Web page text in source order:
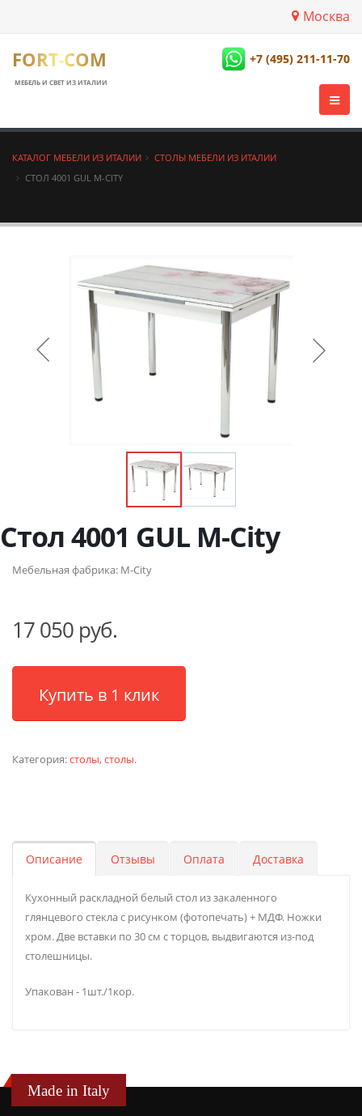
Москва
FORT-COM
МЕБЕЛЬ И СВЕТ ИЗ ИТАЛИИ
+7 (495) 211-11-70
КАТАЛОГ МЕБЕЛИ ИЗ ИТАЛИИ
СТОЛЫ МЕБЕЛИ ИЗ ИТАЛИИ
СТОЛ 4001 GUL М-CITY
Стол 4001 GUL М-City
Мебельная фабрика: M-City
17 050 руб.
Купить в 1 клик
Категория:столы,столы.
Описание Отзывы Оплата Доставка
Кухонный раскладной белый стол из закаленного
глянцевого стекла с рисунком (фотопечать) + МДФ. Ножки
хром. Две вставки по 30 см с торцов, выдвигаются из-под
столешницы.
Упакован - 1шт./1кор.
Made in Italy